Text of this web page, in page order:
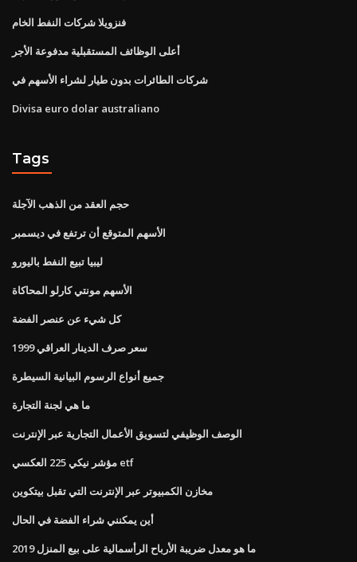
فنزويلا شركات النفط الخام
أعلى الوظائف المستقبلية مدفوعة الأجر
شركات الطائرات بدون طيار لشراء الأسهم في
Divisa euro dolar australiano
Tags
حجم العقد من الذهب الآجلة
الأسهم المتوقع أن ترتفع في ديسمبر
ليبيا تبيع النفط باليورو
الأسهم مونتي كارلو المحاكاة
كل شيء عن عنصر الفضة
سعر صرف الدينار العراقي 1999
جميع أنواع الرسوم البيانية السيطرة
ما هي لجنة التجارة
الوصف الوظيفي لتسويق الأعمال التجارية عبر الإنترنت
مؤشر نيكي 225 العكسي etf
مخازن الكمبيوتر عبر الإنترنت التي تقبل بيتكوين
أين يمكنني شراء الفضة في الحال
ما هو معدل ضريبة الأرباح الرأسمالية على بيع المنزل 2019